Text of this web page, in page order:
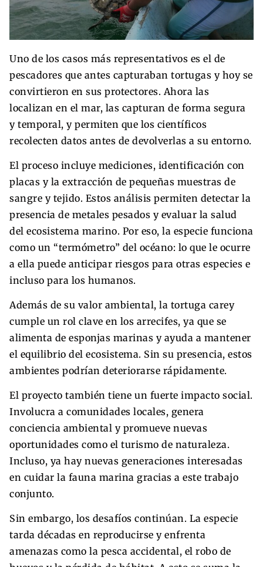
Uno de los casos más representativos es el de
pescadores que antes capturaban tortugas y hoy se
convirtieron en sus protectores. Ahora las
localizan en el mar, las capturan de forma segura
y temporal, y permiten que los científicos
recolecten datos antes de devolverlas a su entorno.
El proceso incluye mediciones, identificación con
placas y la extracción de pequeñas muestras de
sangre y tejido. Estos análisis permiten detectar la
presencia de metales pesados y evaluar la salud
del ecosistema marino. Por eso, la especie funciona
como un “termómetro” del océano: lo que le ocurre
a ella puede anticipar riesgos para otras especies e
incluso para los humanos.
Además de su valor ambiental, la tortuga carey
cumple un rol clave en los arrecifes, ya que se
alimenta de esponjas marinas y ayuda a mantener
el equilibrio del ecosistema. Sin su presencia, estos
ambientes podrían deteriorarse rápidamente.
El proyecto también tiene un fuerte impacto social.
Involucra a comunidades locales, genera
conciencia ambiental y promueve nuevas
oportunidades como el turismo de naturaleza.
Incluso, ya hay nuevas generaciones interesadas
en cuidar la fauna marina gracias a este trabajo
conjunto.
Sin embargo, los desafíos continúan. La especie
tarda décadas en reproducirse y enfrenta
amenazas como la pesca accidental, el robo de